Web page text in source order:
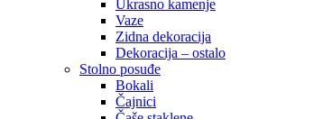
Ukrasno kamenje
Vaze
Zidna dekoracija
Dekoracija – ostalo
Stolno posuđe
Bokali
Čajnici